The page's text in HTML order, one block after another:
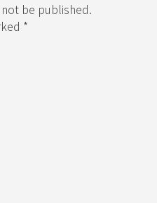
be published.
*